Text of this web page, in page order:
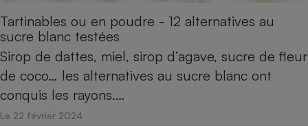
Tartinables ou en poudre - 12 alternatives au
sucre blanc testées
Sirop de dattes, miel, sirop d’agave, sucre de fleur
de coco… les alternatives au sucre blanc ont
conquis les rayons.…
Le 22 février 2024